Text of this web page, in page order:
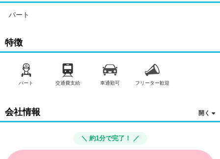
パート
特徴
パート 交通費支給 車通勤可 フリーター歓迎
会社情報
＼ 約1分で完了！ ／